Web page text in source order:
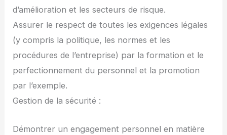
d’amélioration et les secteurs de risque.
Assurer le respect de toutes les exigences légales
(y compris la politique, les normes et les
procédures de l’entreprise) par la formation et le
perfectionnement du personnel et la promotion
par l’exemple.
Gestion de la sécurité :
Démontrer un engagement personnel en matière